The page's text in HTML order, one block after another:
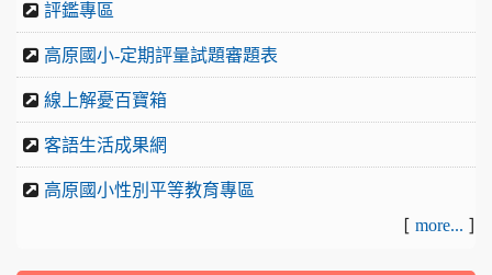
評鑑專區
高原國小-定期評量試題審題表
線上解憂百寶箱
客語生活成果網
高原國小性別平等教育專區
[ more... ]